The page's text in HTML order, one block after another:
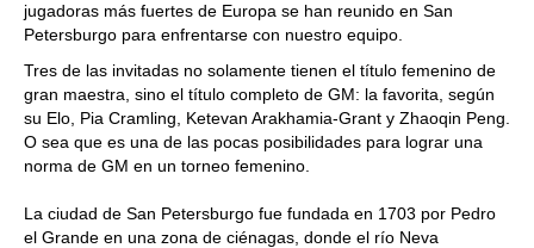
jugadoras más fuertes de Europa se han reunido en San
Petersburgo para enfrentarse con nuestro equipo.
Tres de las invitadas no solamente tienen el título femenino de
gran maestra, sino el título completo de GM: la favorita, según
su Elo, Pia Cramling, Ketevan Arakhamia-Grant y Zhaoqin Peng.
O sea que es una de las pocas posibilidades para lograr una
norma de GM en un torneo femenino.
La ciudad de San Petersburgo fue fundada en 1703 por Pedro
el Grande en una zona de ciénagas, donde el río Neva